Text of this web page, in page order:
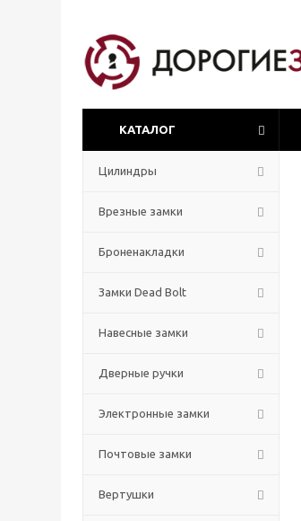
КАТАЛОГ
Цилиндры
Врезные замки
Броненакладки
Замки Dead Bolt
Навесные замки
Дверные ручки
Электронные замки
Почтовые замки
Вертушки